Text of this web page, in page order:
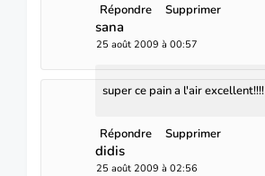
Répondre Supprimer
sana
25 août 2009 à 00:57
super ce pain a l'air excellent!!!!
Répondre Supprimer
didis
25 août 2009 à 02:56